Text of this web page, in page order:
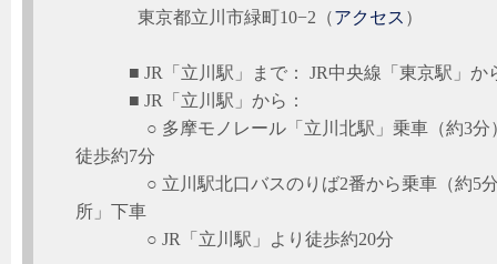
東京都立川市緑町10−2（アクセス ）
■ JR「立川駅」まで： JR中央線「東京駅」か
■ JR「立川駅」から：
○ 多摩モノレール「立川北駅」乗車（約3分）
徒歩約7分
○ 立川駅北口バスのりば2番から乗車（約5分
所」下車
○ JR「立川駅」より徒歩約20分